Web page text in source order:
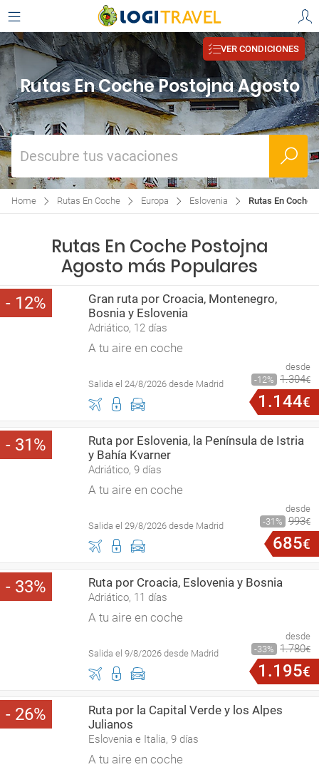
VER CONDICIONES
Rutas En Coche Postojna Agosto
Descubre tus vacaciones
Home Rutas En Coche Europa Eslovenia Rutas En Coche
Rutas En Coche Postojna
Agosto más Populares
12
Gran ruta por Croacia, Montenegro,
Bosnia y Eslovenia
Adriático, 12 días
A tu aire en coche
Salida el 24/8/2026 desde Madrid
desde
12
1.304€
1 .144€
31
Ruta por Eslovenia, la Península de Istria
y Bahía Kvarner
Adriático, 9 días
A tu aire en coche
Salida el 29/8/2026 desde Madrid
desde
31
993€
685€
33 Ruta por Croacia, Eslovenia y Bosnia
Adriático, 11 días
A tu aire en coche
Salida el 9/8/2026 desde Madrid
desde
33
1.780€
1 .195€
26
Ruta por la Capital Verde y los Alpes
Julianos
Eslovenia e Italia, 9 días
A tu aire en coche